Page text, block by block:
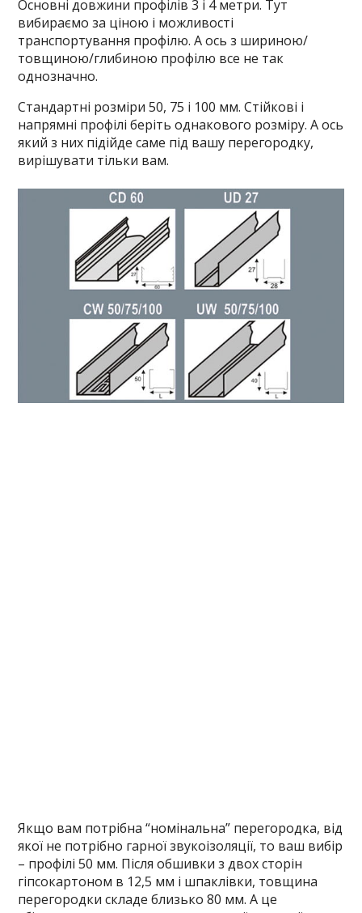
Основні довжини профілів 3 і 4 метри. Тут
вибираємо за ціною і можливості
транспортування профілю. А ось з шириною/
товщиною/глибиною профілю все не так
однозначно.
Стандартні розміри 50, 75 і 100 мм. Стійкові і
напрямні профілі беріть однакового розміру. А ось
який з них підійде саме під вашу перегородку,
вирішувати тільки вам.
Якщо вам потрібна “номінальна” перегородка, від
якої не потрібно гарної звукоізоляції, то ваш вибір
– профілі 50 мм. Після обшивки з двох сторін
гіпсокартоном в 12,5 мм і шпаклівки, товщина
перегородки складе близько 80 мм. А це